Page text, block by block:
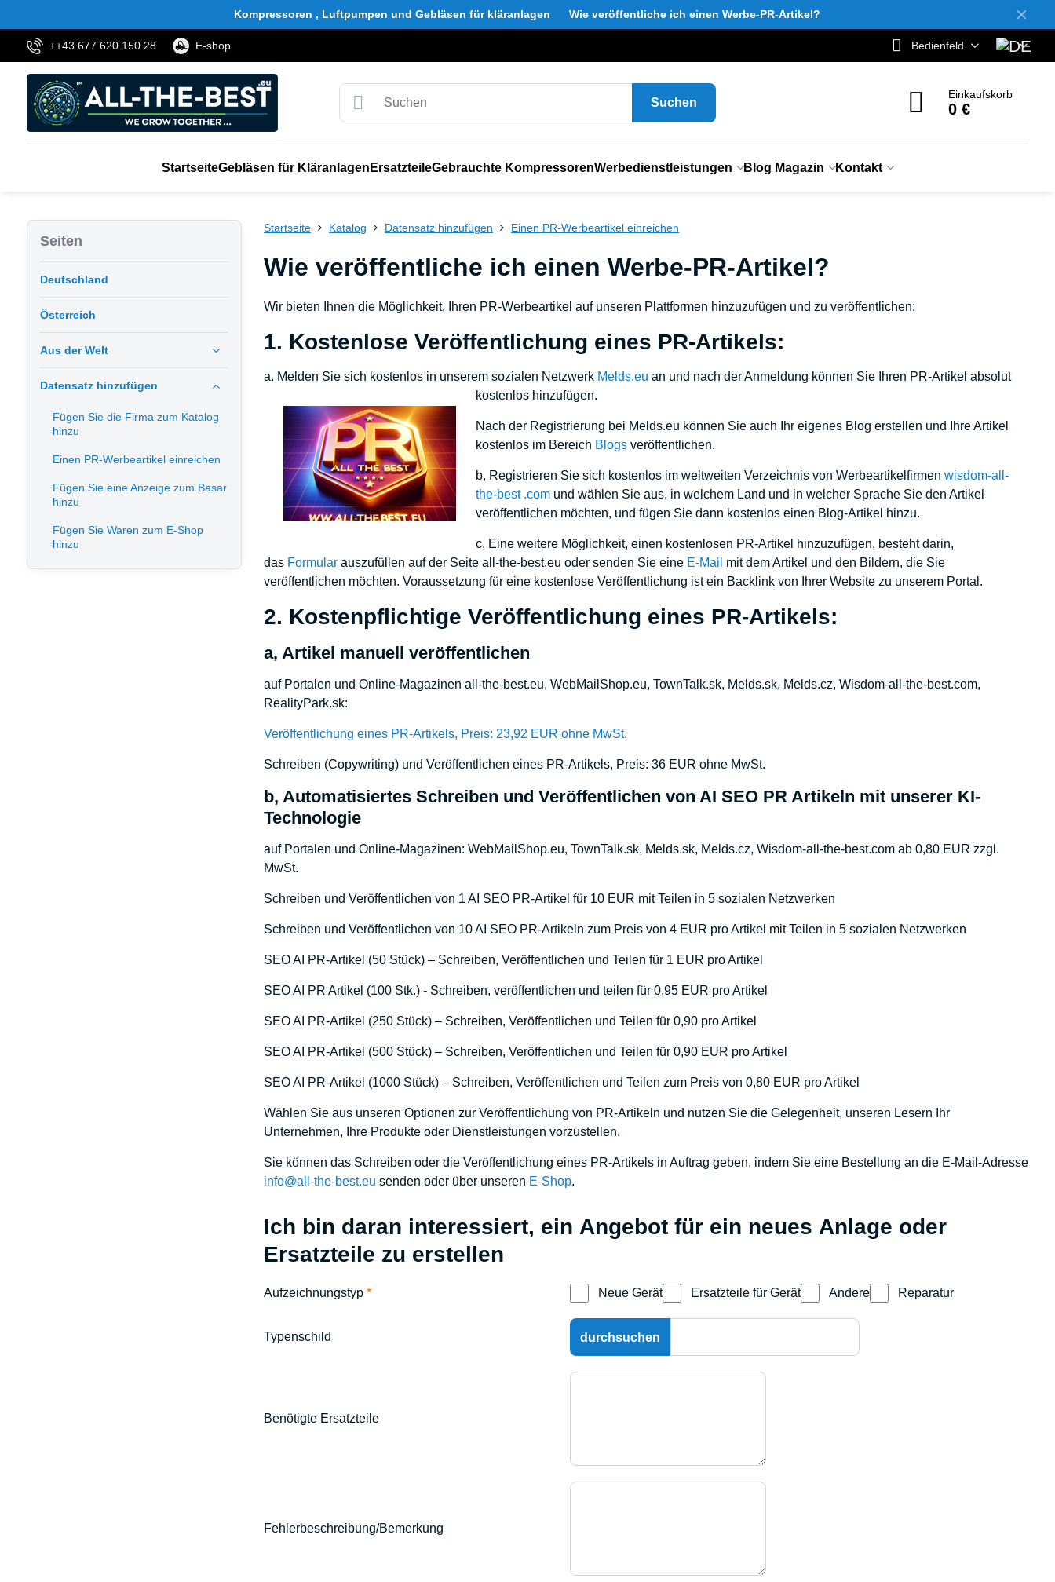
✕
Kompressoren , Luftpumpen und Gebläsen für kläranlagen Wie veröffentliche ich einen Werbe-PR-Artikel?
++43 677 620 150 28 E-shop Bedienfeld
Suchen
Einkaufskorb
0 €
StartseiteGebläsen für Kläranlagen ErsatzteileGebrauchte KompressorenWerbedienstleistungen Blog Magazin Kontakt
Startseite Katalog Datensatz hinzufügen Einen PR-Werbeartikel einreichen
Wie veröffentliche ich einen Werbe-PR-Artikel?
Wir bieten Ihnen die Möglichkeit, Ihren PR-Werbeartikel auf unseren Plattformen hinzuzufügen und zu veröffentlichen:
1. Kostenlose Veröffentlichung eines PR-Artikels:
a. Melden Sie sich kostenlos in unserem sozialen Netzwerk Melds.eu an und nach der Anmeldung können Sie Ihren PR-Artikel absolut
kostenlos hinzufügen.
Nach der Registrierung bei Melds.eu können Sie auch Ihr eigenes Blog erstellen und Ihre Artikel
kostenlos im Bereich Blogs veröffentlichen.
b, Registrieren Sie sich kostenlos im weltweiten Verzeichnis von Werbeartikelfirmenwisdom-all-
the-best .com und wählen Sie aus, in welchem ​​Land und in welcher Sprache Sie den Artikel
veröffentlichen möchten, und fügen Sie dann kostenlos einen Blog-Artikel hinzu.
c, Eine weitere Möglichkeit, einen kostenlosen PR-Artikel hinzuzufügen, besteht darin,
das Formular auszufüllen auf der Seite all-the-best.eu oder senden Sie eine E-Mail mit dem Artikel und den Bildern, die Sie
veröffentlichen möchten. Voraussetzung für eine kostenlose Veröffentlichung ist ein Backlink von Ihrer Website zu unserem Portal.
2. Kostenpflichtige Veröffentlichung eines PR-Artikels:
a, Artikel manuell veröffentlichen
auf Portalen und Online-Magazinen all-the-best.eu, WebMailShop.eu, TownTalk.sk, Melds.sk, Melds.cz, Wisdom-all-the-best.com,
RealityPark.sk:
Veröffentlichung eines PR-Artikels, Preis: 23,92 EUR ohne MwSt.
Schreiben (Copywriting) und Veröffentlichen eines PR-Artikels, Preis: 36 EUR ohne MwSt.
b, Automatisiertes Schreiben und Veröffentlichen von AI SEO PR Artikeln mit unserer KI-
Technologie
auf Portalen und Online-Magazinen: WebMailShop.eu, TownTalk.sk, Melds.sk, Melds.cz, Wisdom-all-the-best.com ab 0,80 EUR zzgl.
MwSt.
Schreiben und Veröffentlichen von 1 AI SEO PR-Artikel für 10 EUR mit Teilen in 5 sozialen Netzwerken
Schreiben und Veröffentlichen von 10 AI SEO PR-Artikeln zum Preis von 4 EUR pro Artikel mit Teilen in 5 sozialen Netzwerken
SEO AI PR-Artikel (50 Stück) – Schreiben, Veröffentlichen und Teilen für 1 EUR pro Artikel
SEO AI PR Artikel (100 Stk.) - Schreiben, veröffentlichen und teilen für 0,95 EUR pro Artikel
SEO AI PR-Artikel (250 Stück) – Schreiben, Veröffentlichen und Teilen für 0,90 pro Artikel
SEO AI PR-Artikel (500 Stück) – Schreiben, Veröffentlichen und Teilen für 0,90 EUR pro Artikel
SEO AI PR-Artikel (1000 Stück) – Schreiben, Veröffentlichen und Teilen zum Preis von 0,80 EUR pro Artikel
Wählen Sie aus unseren Optionen zur Veröffentlichung von PR-Artikeln und nutzen Sie die Gelegenheit, unseren Lesern Ihr
Unternehmen, Ihre Produkte oder Dienstleistungen vorzustellen.
Sie können das Schreiben oder die Veröffentlichung eines PR-Artikels in Auftrag geben, indem Sie eine Bestellung an die E-Mail-Adresse
info@all-the-best.eu senden oder über unseren E-Shop.
Ich bin daran interessiert, ein Angebot für ein neues Anlage oder
Ersatzteile zu erstellen
Aufzeichnungstyp* Neue Gerät Ersatzteile für Gerät Andere Reparatur
Typenschild
Benötigte Ersatzteile
Fehlerbeschreibung/Bemerkung
Seiten
Deutschland
Österreich
Aus der Welt
Datensatz hinzufügen
Fügen Sie die Firma zum Katalog
hinzu
Einen PR-Werbeartikel einreichen
Fügen Sie eine Anzeige zum Basar
hinzu
Fügen Sie Waren zum E-Shop
hinzu